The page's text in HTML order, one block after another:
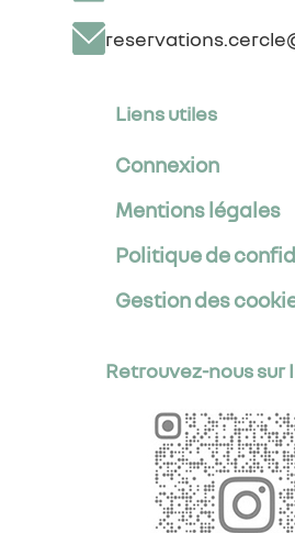
Liens utiles
Connexion
Mentions légales
Politique de
Gestion des
Retrouvez-nous sur